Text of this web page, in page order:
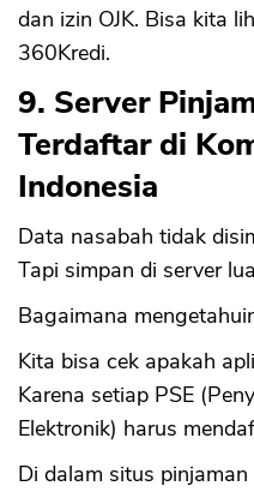
dan izin OJK. Bisa kita
360Kredi.
9. Server
Terdaftar di
Indonesia
Data nasabah tidak
Tapi simpan di server
Bagaimana
Kita bisa cek apakah
Karena setiap PSE
Elektronik) harus
Di dalam situs